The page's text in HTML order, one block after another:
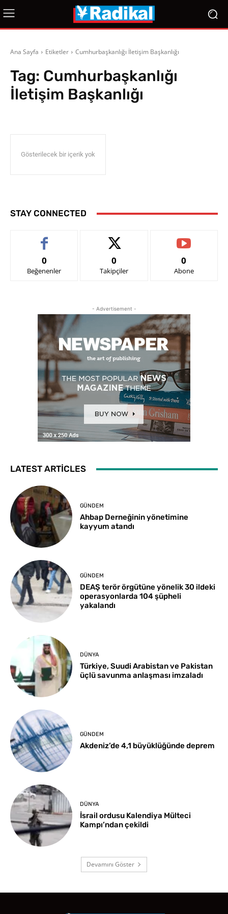
Ana Sayfa Etiketler Cumhurbaşkanlığı İletişim Başkanlığı
Tag: Cumhurbaşkanlığı
İletişim Başkanlığı
Gösterilecek bir içerik yok
STAY CONNECTED
0
Beğenenler
0
Takipçiler
0
Abone
- Advertisement -
LATEST ARTICLES
GÜNDEM
Ahbap Derneğinin yönetimine
kayyum atandı
GÜNDEM
DEAŞ terör örgütüne yönelik 30 ildeki
operasyonlarda 104 şüpheli
yakalandı
DÜNYA
Türkiye, Suudi Arabistan ve Pakistan
üçlü savunma anlaşması imzaladı
GÜNDEM
Akdeniz’de 4,1 büyüklüğünde deprem
DÜNYA
İsrail ordusu Kalendiya Mülteci
Kampı’ndan çekildi
Devamını Göster